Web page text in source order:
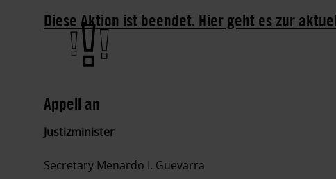
Diese Aktion ist beendet. Hier geht es zur
Appell an
Justizminister
Secretary Menardo I. Guevarra